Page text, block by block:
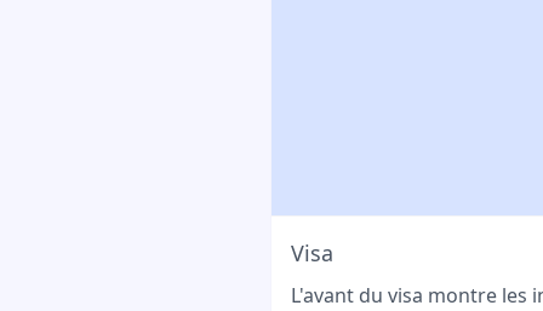
Visa
L'avant du visa montre les